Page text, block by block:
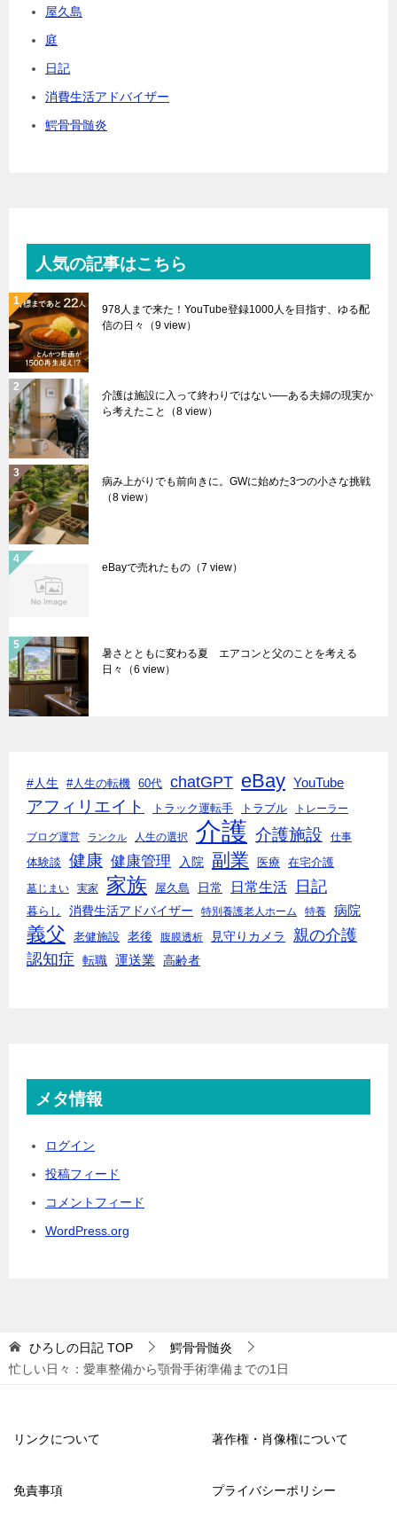
屋久島
庭
日記
消費生活アドバイザー
鰐骨骨髄炎
人気の記事はこちら
978人まで来た！YouTube登録1000人を目指す、ゆる配
信の日々
（9 view）
介護は施設に入って終わりではない──ある夫婦の現実か
ら考えたこと
（8 view）
病み上がりでも前向きに。GWに始めた3つの小さな挑戦
（8 view）
eBayで売れたもの （7 view）
暑さとともに変わる夏 エアコンと父のことを考える
日々
（6 view）
#人生 #人生の転機 60代 chatGPT eBay YouTube
アフィリエイト トラック運転手 トラブル トレーラー
ブログ運営 ランクル 人生の選択 介護 介護施設 仕事
体験談 健康 健康管理 入院 副業 医療 在宅介護
墓じまい 実家 家族 屋久島 日常 日常生活 日記
暮らし 消費生活アドバイザー 特別養護老人ホーム 特養 病院
義父 老健施設 老後 腹膜透析 見守りカメラ
親の介護
認知症
転職 運送業 高齢者
メタ情報
ログイン
投稿フィード
コメントフィード
WordPress.org
ひろしの日記 TOP
鰐骨骨髄炎
忙しい日々：愛車整備から顎骨手術準備までの1日
リンクについて 著作権・肖像権について
免責事項 プライバシーポリシー